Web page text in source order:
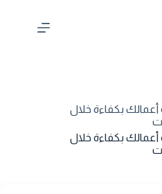
بكفاءة خلال
بكفاءة خلال